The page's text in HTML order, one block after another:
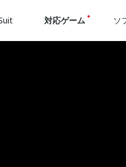
対応ゲーム ソ